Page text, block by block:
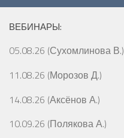
ВЕБИНАРЫ:
05.08.26 (Сухомлинова В.)
11.08.26 (Морозов Д.)
14.08.26 (Аксёнов А.)
10.09.26 (Полякова А.)